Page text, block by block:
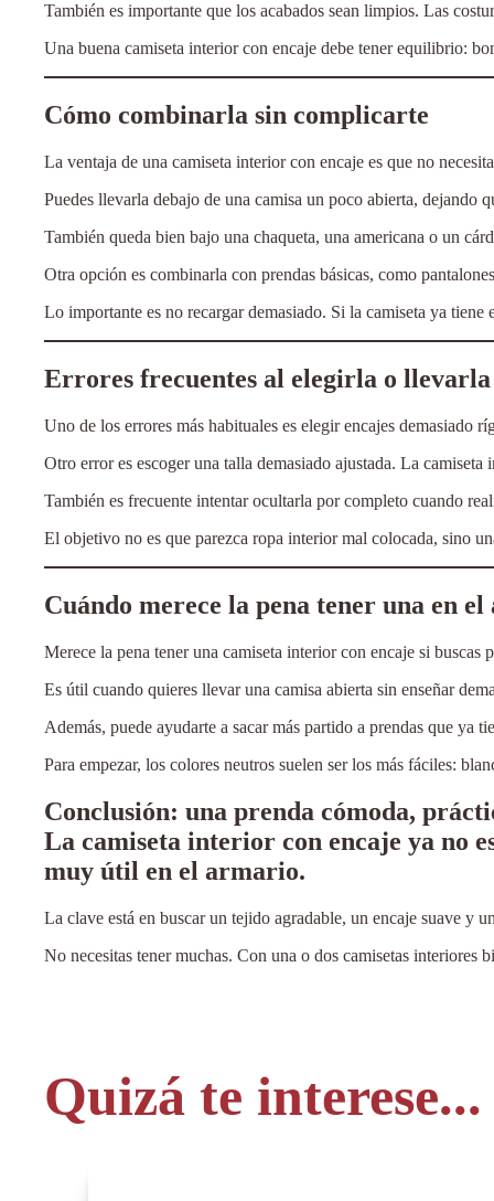
También es importante que los acabados sean limpios. Las
Una buena camiseta interior con encaje debe tener equilibrio:
Cómo combinarla sin complicarte
La ventaja de una camiseta interior con encaje es que no
Puedes llevarla debajo de una camisa un poco abierta, dejando
También queda bien bajo una chaqueta, una americana o un
Otra opción es combinarla con prendas básicas, como
Lo importante es no recargar demasiado. Si la camiseta ya
Errores frecuentes al elegirla o llevarla
Uno de los errores más habituales es elegir encajes demasiado
Otro error es escoger una talla demasiado ajustada. La
También es frecuente intentar ocultarla por completo cuando
El objetivo no es que parezca ropa interior mal colocada, sino
Cuándo merece la pena tener una en
Merece la pena tener una camiseta interior con encaje si buscas
Es útil cuando quieres llevar una camisa abierta sin enseñar
Además, puede ayudarte a sacar más partido a prendas que ya
Para empezar, los colores neutros suelen ser los más fáciles:
Conclusión: una prenda cómoda,
La camiseta interior con encaje ya no
muy útil en el armario.
La clave está en buscar un tejido agradable, un encaje suave y
No necesitas tener muchas. Con una o dos camisetas interiores
Quizá te interese...